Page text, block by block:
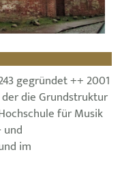
gegründet ++ 2001
die Grundstruktur
für Musik
im